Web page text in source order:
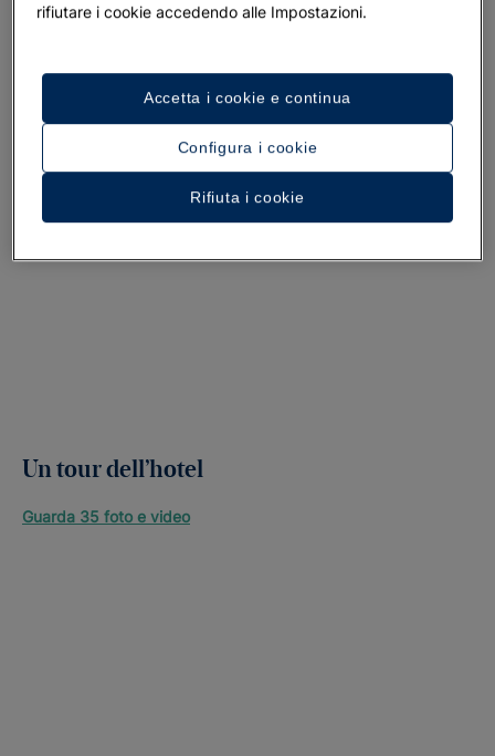
Un tour dell’hotel
Guarda 35 foto e video
rifiutare i cookie accedendo alle Impostazioni.
Configura i cookie
Rifiuta i cookie
Accetta i cookie e continua